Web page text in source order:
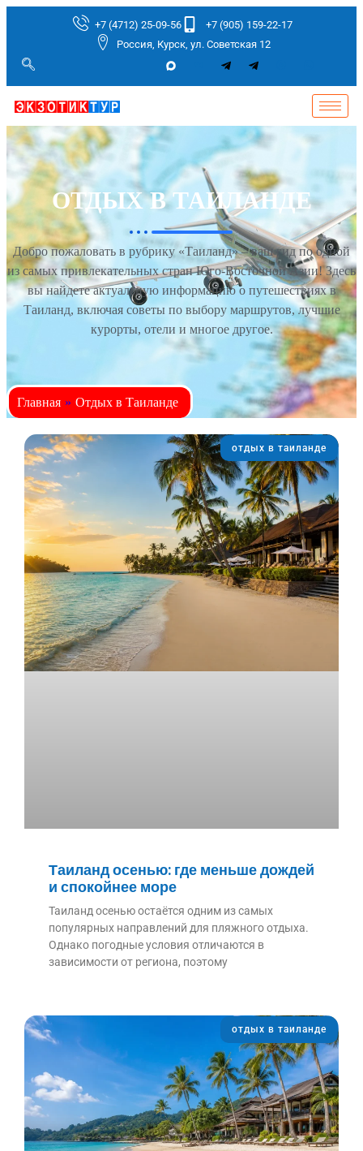
+7 (4712) 25-09-56
+7 (905) 159-22-17
Россия, Курск, ул. Советская 12
ОТДЫХ В ТАИЛАНДЕ
Добро пожаловать в рубрику «Таиланд» – ваш гид по одной
из самых привлекательных стран Юго-Восточной Азии! Здесь
вы найдете актуальную информацию о путешествиях в
Таиланд, включая советы по выбору маршрутов, лучшие
курорты, отели и многое другое.
Главная » Отдых в Таиланде
отдых в таиланде
Таиланд осенью: где меньше дождей
и спокойнее море
Таиланд осенью остаётся одним из самых
популярных направлений для пляжного отдыха.
Однако погодные условия отличаются в
зависимости от региона, поэтому
отдых в таиланде